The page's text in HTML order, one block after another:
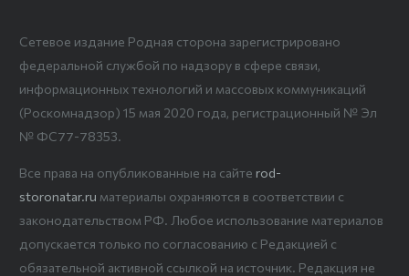
Сетевое издание Родная сторона зарегистрировано
федеральной службой по надзору в сфере связи,
информационных технологий и массовых коммуникаций
(Роскомнадзор) 15 мая 2020 года, регистрационный № Эл
№ ФС77-78353.
Все права на опубликованные на сайте rod-
storonatar.ru материалы охраняются в соответствии с
законодательством РФ. Любое использование материалов
допускается только по согласованию с Редакцией с
обязательной активной ссылкой на источник. Редакция не